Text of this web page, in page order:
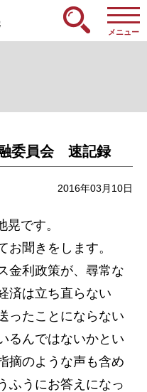
メニュー
委員会 速記録
2016年03月10日
晃です。
聞きをします。
金利政策が、尋常な
済は立ち直らない
ったことにならない
るんではないかとい
摘のような声も含め
ふうにお答えになっ